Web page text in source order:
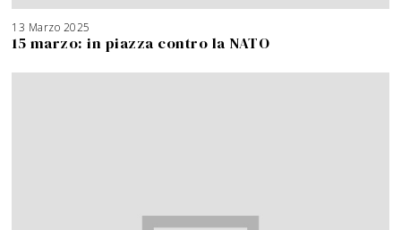
13 Marzo 2025
15 marzo: in piazza contro la NATO